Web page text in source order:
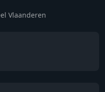
Vlaanderen